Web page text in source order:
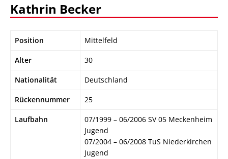
Kathrin Becker
Position Mittelfeld
Alter 30
Nationalität Deutschland
Rückennummer 25
Laufbahn
07/1999 – 06/2006 SV 05 Meckenheim
Jugend
07/2004 – 06/2008 TuS Niederkirchen
Jugend